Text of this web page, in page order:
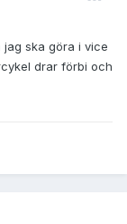
jag ska göra i vice
drar förbi och